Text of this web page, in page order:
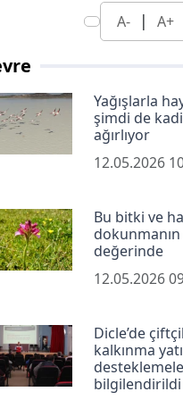
A- | A+
Yağışlarla
şimdi de
ağırlıyor
12.05.2026
Bu bitki ve
dokunmanın
değerinde
12.05.2026
Dicle’de
kalkınma
bilgilendirildi